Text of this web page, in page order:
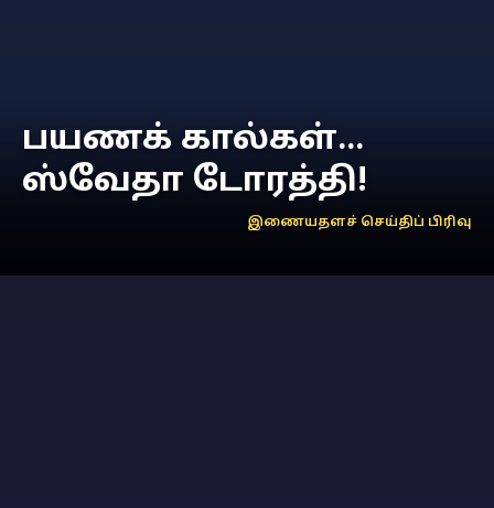
பயணக் கால்கள்...
ஸ்வேதா டோரத்தி!
இணையதளச் செய்திப் பிரிவு